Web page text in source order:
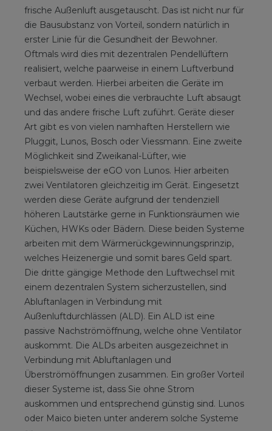
frische Außenluft ausgetauscht. Das ist nicht nur für
die Bausubstanz von Vorteil, sondern natürlich in
erster Linie für die Gesundheit der Bewohner.
Oftmals wird dies mit dezentralen Pendellüftern
realisiert, welche paarweise in einem Luftverbund
verbaut werden. Hierbei arbeiten die Geräte im
Wechsel, wobei eines die verbrauchte Luft absaugt
und das andere frische Luft zuführt. Geräte dieser
Art gibt es von vielen namhaften Herstellern wie
Pluggit, Lunos, Bosch oder Viessmann. Eine zweite
Möglichkeit sind Zweikanal-Lüfter, wie
beispielsweise der eGO von Lunos. Hier arbeiten
zwei Ventilatoren gleichzeitig im Gerät. Eingesetzt
werden diese Geräte aufgrund der tendenziell
höheren Lautstärke gerne in Funktionsräumen wie
Küchen, HWKs oder Bädern. Diese beiden Systeme
arbeiten mit dem Wärmerückgewinnungsprinzip,
welches Heizenergie und somit bares Geld spart.
Die dritte gängige Methode den Luftwechsel mit
einem dezentralen System sicherzustellen, sind
Abluftanlagen in Verbindung mit
Außenluftdurchlässen (ALD). Ein ALD ist eine
passive Nachströmöffnung, welche ohne Ventilator
auskommt. Die ALDs arbeiten ausgezeichnet in
Verbindung mit Abluftanlagen und
Überströmöffnungen zusammen. Ein großer Vorteil
dieser Systeme ist, dass Sie ohne Strom
auskommen und entsprechend günstig sind. Lunos
oder Maico bieten unter anderem solche Systeme